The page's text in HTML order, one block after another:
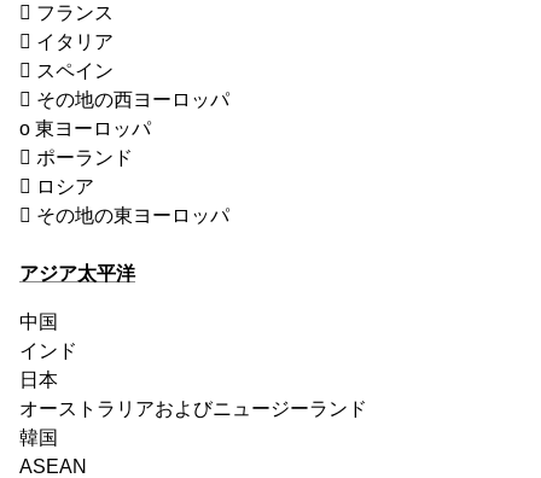
 フランス
 イタリア
 スペイン
 その地の西ヨーロッパ
o 東ヨーロッパ
 ポーランド
 ロシア
 その地の東ヨーロッパ
アジア太平洋
中国
インド
日本
オーストラリアおよびニュージーランド
韓国
ASEAN